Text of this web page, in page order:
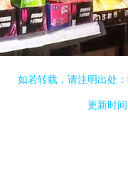
如若转载，请注明出处
更新时